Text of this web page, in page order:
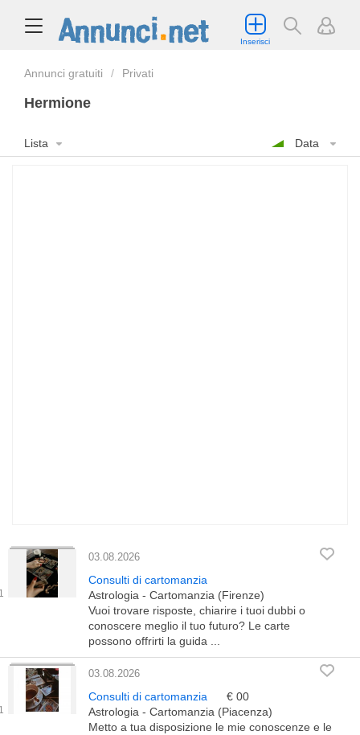
Inserisci
Annunci gratuiti Privati
Hermione
Lista Data
03.08.2026
Consulti di cartomanzia
Astrologia - Cartomanzia (Firenze)
Vuoi trovare risposte, chiarire i tuoi dubbi o
conoscere meglio il tuo futuro? Le carte
possono offrirti la guida ...
03.08.2026
Consulti di cartomanzia
€ 00
Astrologia - Cartomanzia (Piacenza)
Metto a tua disposizione le mie conoscenze e le